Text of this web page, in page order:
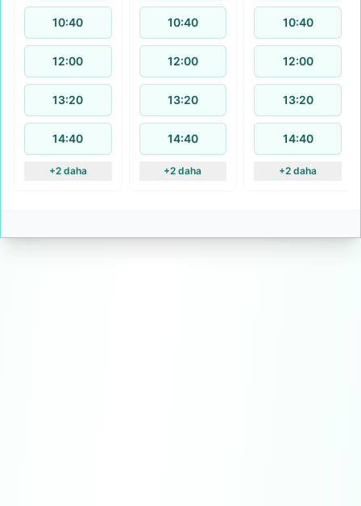
10:40
12:00
13:20
14:40
+2 daha
10:40
12:00
13:20
14:40
+2 daha
10:40
12:00
13:20
14:40
+2 daha